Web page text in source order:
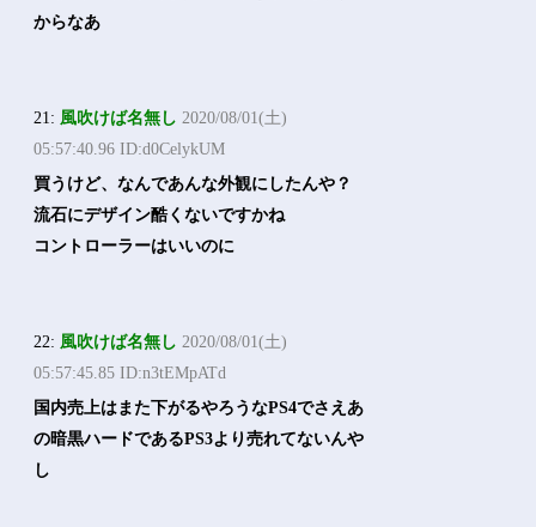
からなあ
21: 風吹けば名無し 2020/08/01(土)
05:57:40.96 ID:d0CelykUM
買うけど、なんであんな外観にしたんや？
流石にデザイン酷くないですかね
コントローラーはいいのに
22: 風吹けば名無し 2020/08/01(土)
05:57:45.85 ID:n3tEMpATd
国内売上はまた下がるやろうなPS4でさえあ
の暗黒ハードであるPS3より売れてないんや
し